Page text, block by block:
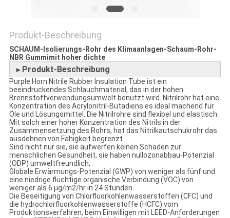
Produkt-Beschreibung
SCHAUM-Isolierungs-Rohr des Klimaanlagen-Schaum-Rohr-
NBR Gummimit hoher dichte
► Produkt-Beschreibung
Purple Horn Nitrile Rubber Insulation Tube ist ein
beeindruckendes Schlauchmaterial, das in der hohen
Brennstoffverwendungsumwelt benutzt wird. Nitrilrohr hat eine
Konzentration des Acrylonitril-Butadiens es ideal machend für
Öle und Lösungsmittel. Die Nitrilrohre sind flexibel und elastisch.
Mit solch einer hoher Konzentration des Nitrils in der
Zusammensetzung des Rohrs, hat das Nitrilkautschukrohr das
ausdehnen von Fähigkeit begrenzt.
Sind nicht nur sie, sie aufwerfen keinen Schaden zur
menschlichen Gesundheit, sie haben nullozonabbau-Potenzial
(ODP) umweltfreundlich,
Globale Erwärmungs-Potenzial (GWP) von weniger als fünf und
eine niedrige flüchtige organische Verbindung (VOC) von
weniger als 6 µg/m2/hr in 24 Stunden.
Die Beseitigung von Chlorfluorkohlenwasserstoffen (CFC) und
die hydrochlorfluorkohlenwasserstoffe (HCFC) vom
Produktionsverfahren, beim Einwilligen mit LEED-Anforderungen